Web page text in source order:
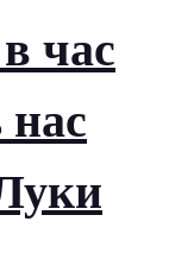
час
нас